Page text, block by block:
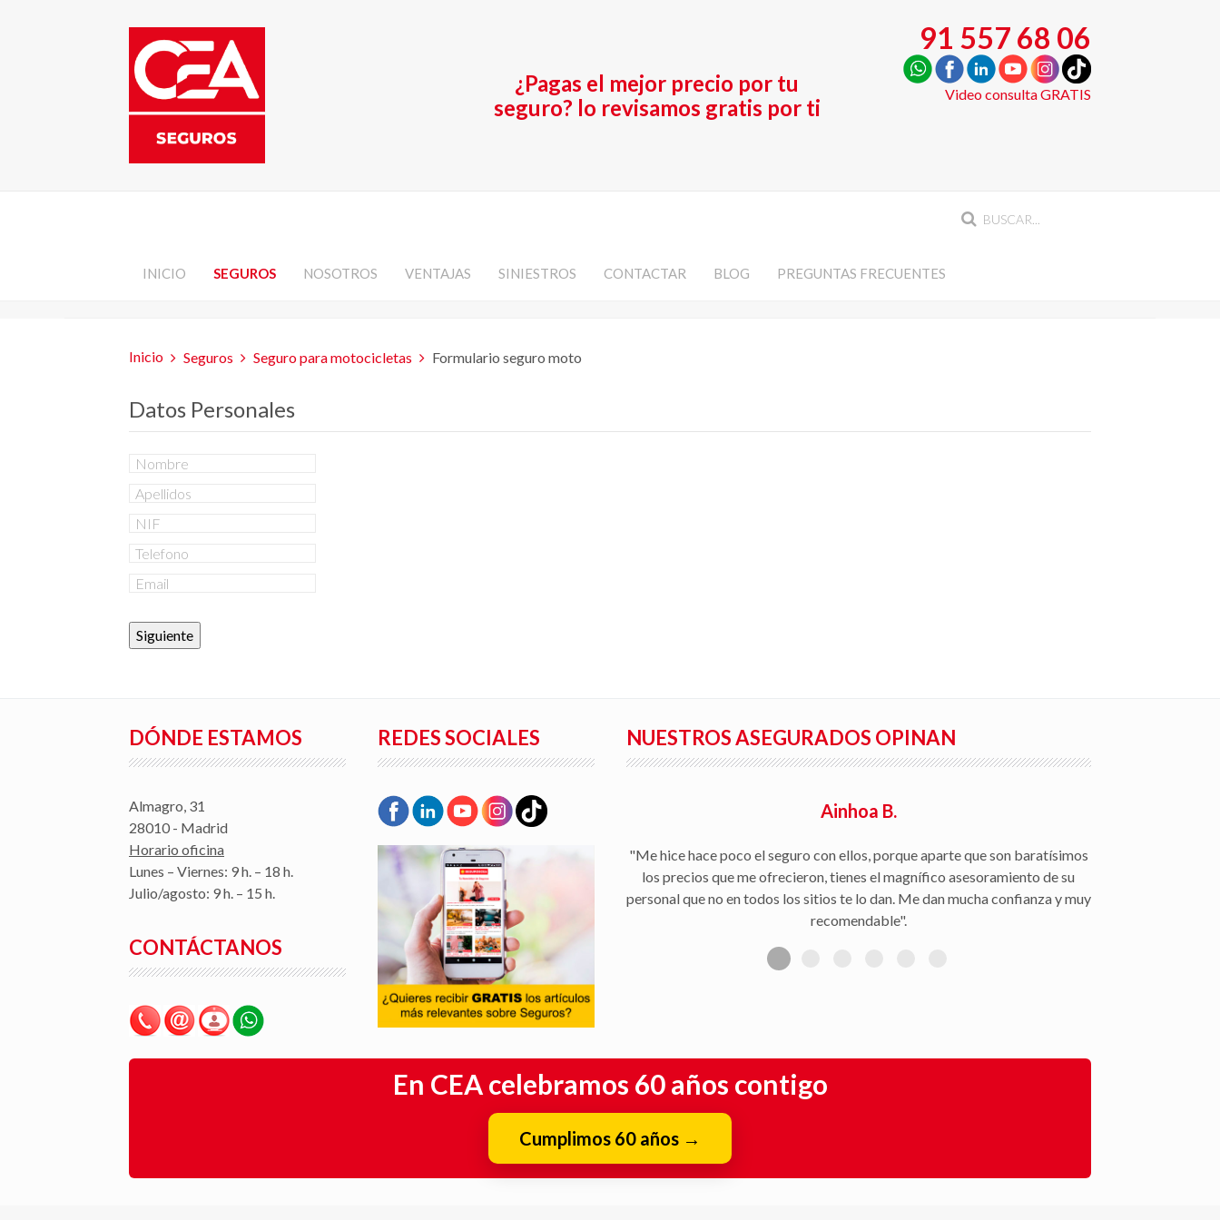
91 557 68 06
Video consulta GRATIS
¿Pagas el mejor precio por tu
seguro? lo revisamos gratis por ti
INICIO SEGUROS NOSOTROS VENTAJAS SINIESTROS CONTACTAR BLOG PREGUNTAS FRECUENTES
Inicio Seguros Seguro para motocicletas Formulario seguro moto
Datos Personales
Siguiente
DÓNDE ESTAMOS
Almagro, 31
28010 - Madrid
Horario oficina
Lunes – Viernes: 9 h. – 18 h.
Julio/agosto: 9 h. – 15 h.
CONTÁCTANOS
REDES SOCIALES NUESTROS ASEGURADOS OPINAN
Ainhoa B.
"Me hice hace poco el seguro con ellos, porque aparte que son baratísimos
los precios que me ofrecieron, tienes el magnífico asesoramiento de su
personal que no en todos los sitios te lo dan. Me dan mucha confianza y muy
recomendable".
En CEA celebramos 60 años contigo
Cumplimos 60 años →